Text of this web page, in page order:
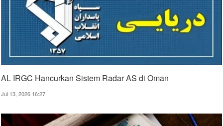
AL IRGC Hancurkan Sistem Radar AS di Oman
Jul 13, 2026 16:27